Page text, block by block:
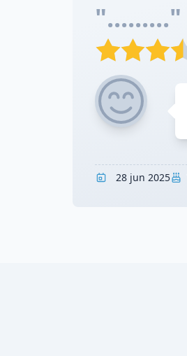
"........."
28 jun 2025